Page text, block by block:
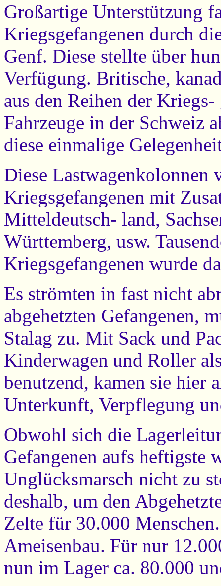
Großartige Unterstützung
Kriegsgefangenen durch
Genf. Diese stellte über
Verfügung. Britische,
aus den Reihen der
Fahrzeuge in der Schweiz
diese einmalige
Diese Lastwagenkolonnen
Kriegsgefangenen mit
Mitteldeutsch- land,
Württemberg, usw.
Kriegsgefangenen wurde
Es strömten in fast nicht
abgehetzten Gefangenen,
Stalag zu. Mit Sack und
Kinderwagen und Roller
benutzend, kamen sie hier
Unterkunft, Verpflegung
Obwohl sich die
Gefangenen aufs heftigste
Unglücksmarsch nicht zu
deshalb, um den
Zelte für 30.000
Ameisenbau. Für nur
nun im Lager ca. 80.000